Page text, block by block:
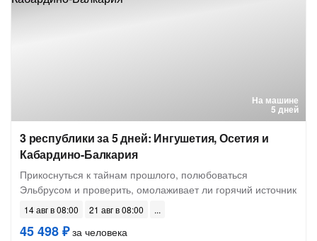
На машине
5 дней
3 республики за 5 дней: Ингушетия, Осетия и
Кабардино-Балкария
Прикоснуться к тайнам прошлого, полюбоваться
Эльбрусом и проверить, омолаживает ли горячий источник
14 авг в 08:00 21 авг в 08:00
45 498 ₽за человека